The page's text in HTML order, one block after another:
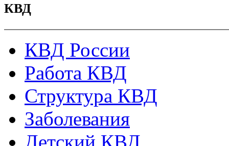
КВД
КВД России
Работа КВД
Структура КВД
Заболевания
Детский КВД